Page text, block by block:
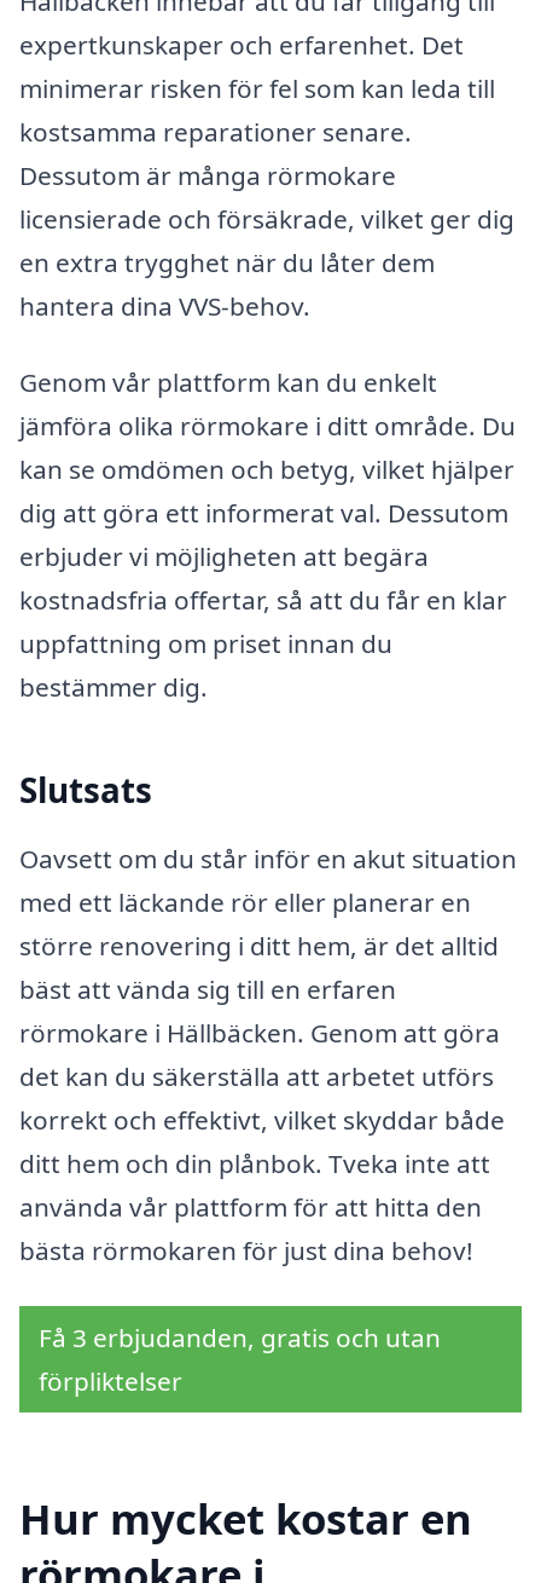
expertkunskaper och erfarenhet. Det
minimerar risken för fel som kan leda till
kostsamma reparationer senare.
Dessutom är många rörmokare
licensierade och försäkrade, vilket ger dig
en extra trygghet när du låter dem
hantera dina VVS-behov.
Genom vår plattform kan du enkelt
jämföra olika rörmokare i ditt område. Du
kan se omdömen och betyg, vilket hjälper
dig att göra ett informerat val. Dessutom
erbjuder vi möjligheten att begära
kostnadsfria offertar, så att du får en klar
uppfattning om priset innan du
bestämmer dig.
Slutsats
Oavsett om du står inför en akut situation
med ett läckande rör eller planerar en
större renovering i ditt hem, är det alltid
bäst att vända sig till en erfaren
rörmokare i Hällbäcken. Genom att göra
det kan du säkerställa att arbetet utförs
korrekt och effektivt, vilket skyddar både
ditt hem och din plånbok. Tveka inte att
använda vår plattform för att hitta den
bästa rörmokaren för just dina behov!
Få 3 erbjudanden, gratis och utan
förpliktelser
Hur mycket kostar en